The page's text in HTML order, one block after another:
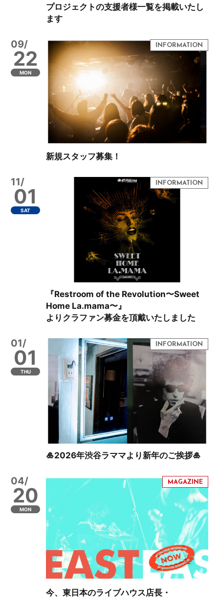
プロジェクトの支援者様一覧を掲載いたし
ます
09/
22
MON
新規スタッフ募集！
11/
01
SAT
『Restroom of the Revolution〜Sweet
Home La.mama〜』
よりクラファン募金を頂戴いたしました
01/
01
THU
🎍2026年渋谷ラママより新年のご挨拶🎍
04/
20
MON
今、東日本のライブハウス店長・